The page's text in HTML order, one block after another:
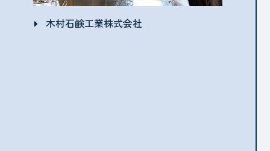
木村石鹸工業株式会社